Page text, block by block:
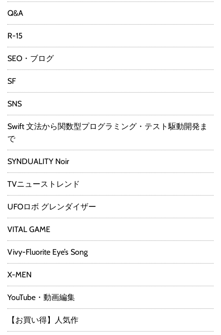
Q&A
R-15
SEO・ブログ
SF
SNS
Swift 文法から関数型プログラミング・テスト駆動開発ま
で
SYNDUALITY Noir
TVニューストレンド
UFOロボ グレンダイザー
VITAL GAME
Vivy-Fluorite Eye’s Song
X-MEN
YouTube・動画編集
【お買い得】人気作